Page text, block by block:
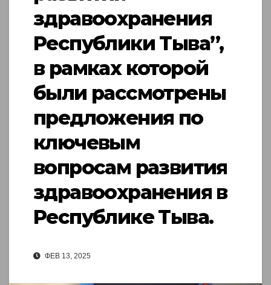
здравоохранения
Республики Тыва”,
в рамках которой
были рассмотрены
предложения по
ключевым
вопросам развития
здравоохранения в
Республике Тыва.
ФЕВ 13, 2025